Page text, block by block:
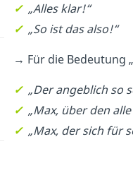
✓ „Alles klar!“
✓ „So ist das also!“
→ Für die Bedeutung „
✓ „Der angeblich so
✓ „Max, über den
✓ „Max, der sich für